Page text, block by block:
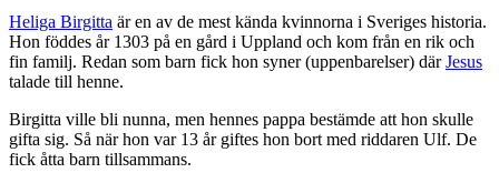
Heliga Birgitta är en av de mest kända kvinnorna i Sveriges historia.
Hon föddes år 1303 på en gård i Uppland och kom från en rik och
fin familj. Redan som barn fick hon syner (uppenbarelser) därJesus
talade till henne.
Birgitta ville bli nunna, men hennes pappa bestämde att hon skulle
gifta sig. Så när hon var 13 år giftes hon bort med riddaren Ulf. De
fick åtta barn tillsammans.